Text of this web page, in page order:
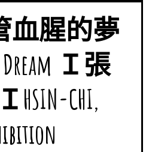
血腥的夢
Dream Ｉ張
CHI,